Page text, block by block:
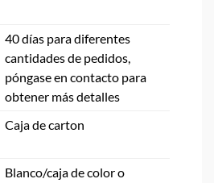
40 días para diferentes
cantidades de pedidos,
póngase en contacto para
obtener más detalles
Caja de carton
Blanco/caja de color o